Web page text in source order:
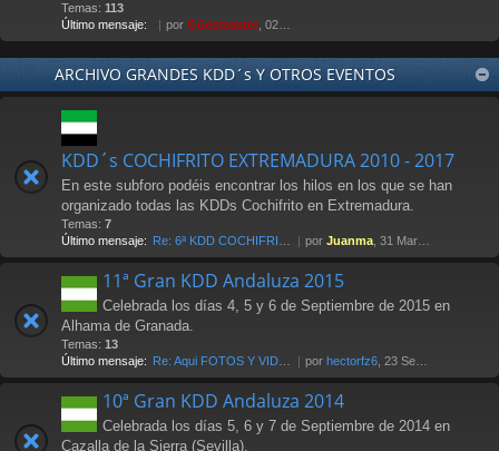
Temas: 113
Último mensaje:
por Güesmaster , 02 May 2012 21:07
ARCHIVO GRANDES KDD´s Y OTROS EVENTOS
KDD´s COCHIFRITO EXTREMADURA 2010 - 2017
En este subforo podéis encontrar los hilos en los que se han
organizado todas las KDDs Cochifrito en Extremadura.
Temas: 7
Último mensaje: Re: 6ª KDD COCHIFRITO 1-abri… por Juanma , 31 Mar 2017 00:14
11ª Gran KDD Andaluza 2015
Celebrada los días 4, 5 y 6 de Septiembre de 2015 en
Alhama de Granada.
Temas: 13
Último mensaje: Re: Aqui FOTOS Y VIDEOS por hectorfz6 , 23 Sep 2015 12:48
10ª Gran KDD Andaluza 2014
Celebrada los días 5, 6 y 7 de Septiembre de 2014 en
Cazalla de la Sierra (Sevilla).